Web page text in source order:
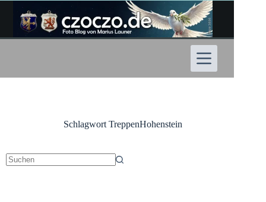
Inhalt
springen
Schlagwort TreppenHohenstein